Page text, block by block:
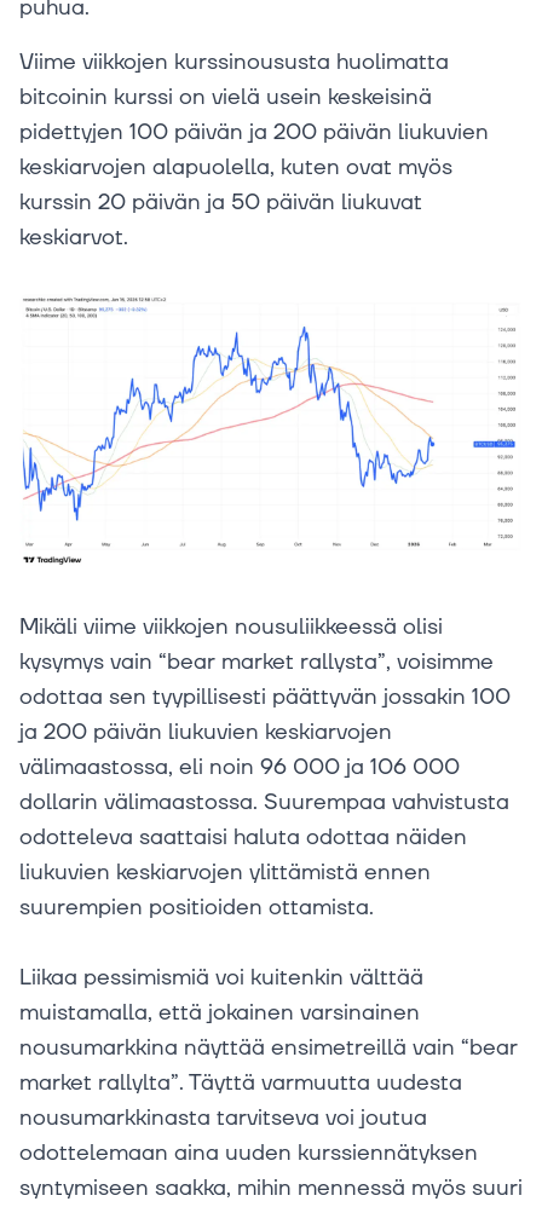
puhua.
Viime viikkojen kurssinoususta huolimatta
bitcoinin kurssi on vielä usein keskeisinä
pidettyjen 100 päivän ja 200 päivän liukuvien
keskiarvojen alapuolella, kuten ovat myös
kurssin 20 päivän ja 50 päivän liukuvat
keskiarvot.
Mikäli viime viikkojen nousuliikkeessä olisi
kysymys vain “bear market rallysta”, voisimme
odottaa sen tyypillisesti päättyvän jossakin 100
ja 200 päivän liukuvien keskiarvojen
välimaastossa, eli noin 96 000 ja 106 000
dollarin välimaastossa. Suurempaa vahvistusta
odotteleva saattaisi haluta odottaa näiden
liukuvien keskiarvojen ylittämistä ennen
suurempien positioiden ottamista.
Liikaa pessimismiä voi kuitenkin välttää
muistamalla, että jokainen varsinainen
nousumarkkina näyttää ensimetreillä vain “bear
market rallylta”. Täyttä varmuutta uudesta
nousumarkkinasta tarvitseva voi joutua
odottelemaan aina uuden kurssiennätyksen
syntymiseen saakka, mihin mennessä myös suuri